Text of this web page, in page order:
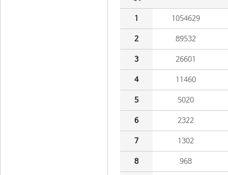
1 1054629
2 89532
3 26601
4 11460
5 5020
6 2322
7 1302
8 968